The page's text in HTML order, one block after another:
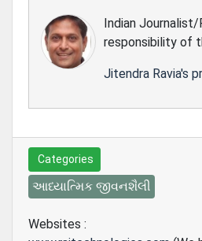
Indian
responsibility of
Jitendra Ravia's
Categories
આધ્યાત્મિક જીવનશૈલી
Websites :